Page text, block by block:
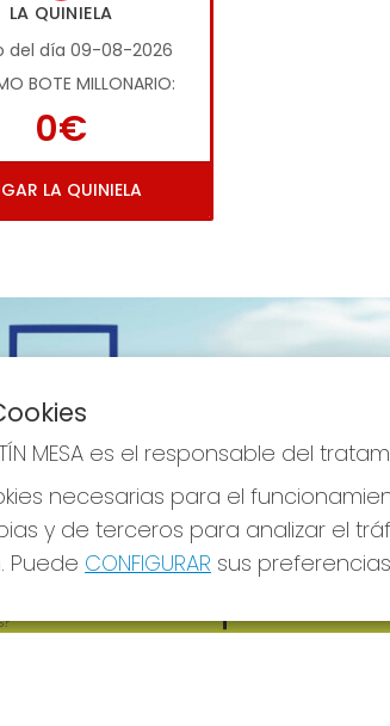
LA QUINIELA
del día 09-08-2026
BOTE MILLONARIO:
0€
LA QUINIELA
anterior
MESA REDES SOCIALES
MESA es el responsable del
necesarias para el
y de terceros para analizar el
Puede CONFIGURAR sus